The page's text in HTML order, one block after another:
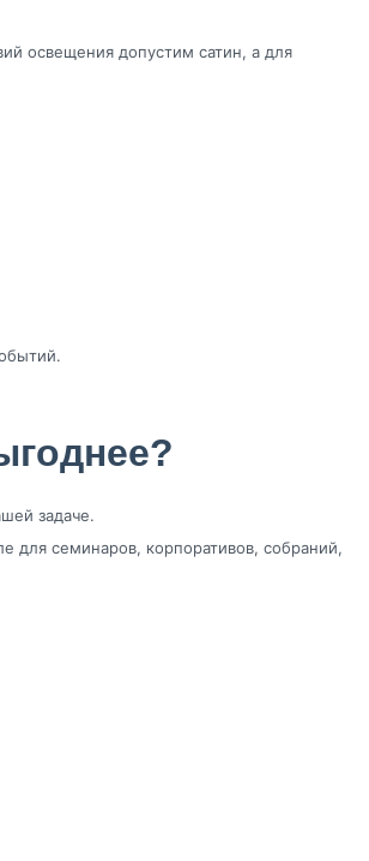
освещения допустим сатин, а для
задаче.
для семинаров, корпоративов, собраний,